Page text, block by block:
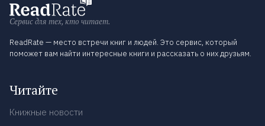
Сервис для тех, кто читает.
ReadRate — место встречи книг и людей. Это сервис, который
поможет вам найти интересные книги и рассказать о них друзьям.
Читайте
Книжные новости